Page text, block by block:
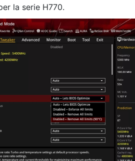
la serie H770.